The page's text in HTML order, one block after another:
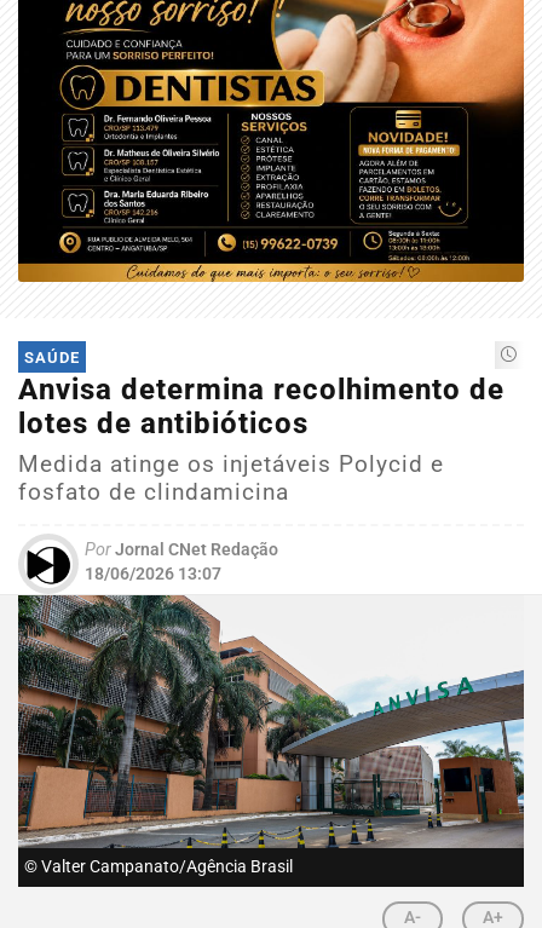
SAÚDE
Anvisa determina recolhimento de
lotes de antibióticos
Medida atinge os injetáveis Polycid e
fosfato de clindamicina
PorJornal CNet Redação
18/06/2026 13:07
© Valter Campanato/Agência Brasil
A- A+